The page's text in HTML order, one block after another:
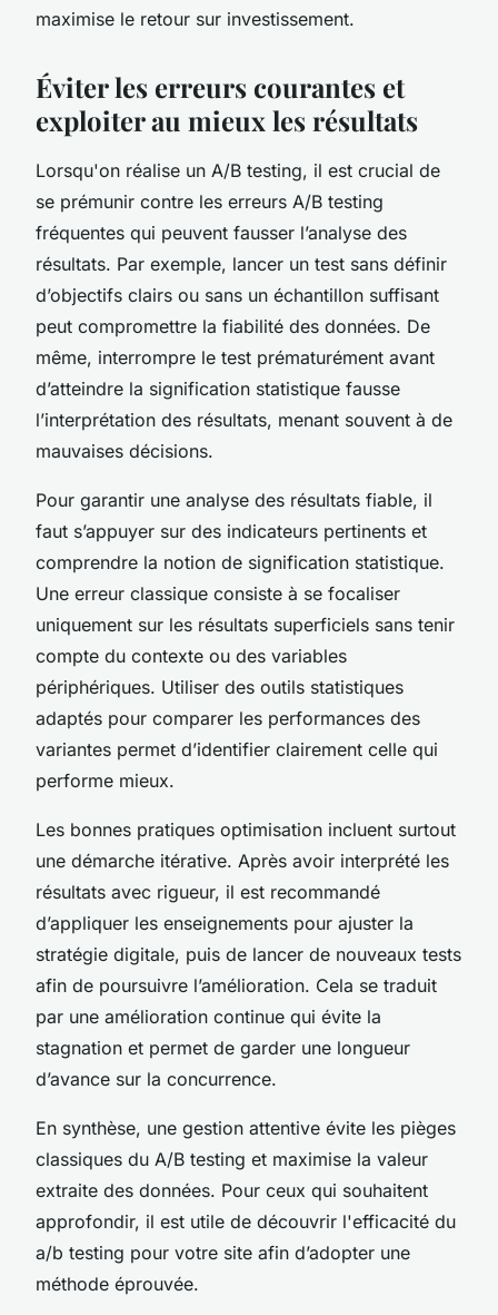
maximise le retour sur investissement.
Éviter les erreurs courantes et
exploiter au mieux les résultats
Lorsqu'on réalise un A/B testing, il est crucial de
se prémunir contre les erreurs A/B testing
fréquentes qui peuvent fausser l’analyse des
résultats. Par exemple, lancer un test sans définir
d’objectifs clairs ou sans un échantillon suffisant
peut compromettre la fiabilité des données. De
même, interrompre le test prématurément avant
d’atteindre la signification statistique fausse
l’interprétation des résultats, menant souvent à de
mauvaises décisions.
Pour garantir une analyse des résultats fiable, il
faut s’appuyer sur des indicateurs pertinents et
comprendre la notion de signification statistique.
Une erreur classique consiste à se focaliser
uniquement sur les résultats superficiels sans tenir
compte du contexte ou des variables
périphériques. Utiliser des outils statistiques
adaptés pour comparer les performances des
variantes permet d’identifier clairement celle qui
performe mieux.
Les bonnes pratiques optimisation incluent surtout
une démarche itérative. Après avoir interprété les
résultats avec rigueur, il est recommandé
d’appliquer les enseignements pour ajuster la
stratégie digitale, puis de lancer de nouveaux tests
afin de poursuivre l’amélioration. Cela se traduit
par une amélioration continue qui évite la
stagnation et permet de garder une longueur
d’avance sur la concurrence.
En synthèse, une gestion attentive évite les pièges
classiques du A/B testing et maximise la valeur
extraite des données. Pour ceux qui souhaitent
approfondir, il est utile de découvrir l'efficacité du
a/b testing pour votre site afin d’adopter une
méthode éprouvée.